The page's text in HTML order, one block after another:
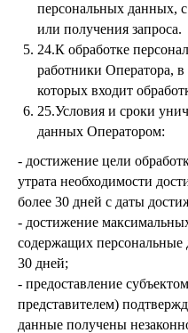
персональных данных,
или получения запроса.
24.К обработке
работники Оператора,
которых входит
25.Условия и сроки
данных Оператором:
- достижение цели
утрата необходимости
более 30 дней с даты
- достижение
содержащих персональные
30 дней;
- предоставление
представителем)
данные получены